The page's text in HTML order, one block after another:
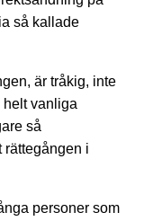
så kallade
är tråkig, inte
helt vanliga
så
rättegången i
personer som